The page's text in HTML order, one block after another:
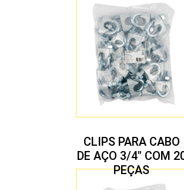
CLIPS PARA CABO
DE AÇO 3/4″ COM
PEÇAS